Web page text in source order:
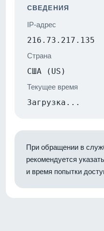
СВЕДЕНИЯ
IP-адрес
216.73.217.135
Страна
США (US)
Текущее время
Загрузка...
При обращении в
рекомендуется
и время попытки